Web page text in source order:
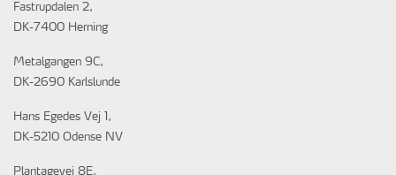
Fastrupdalen 2,
DK-7400 Herning
Metalgangen 9C,
DK-2690 Karlslunde
Hans Egedes Vej 1,
DK-5210 Odense NV
Plantagevej 8E,